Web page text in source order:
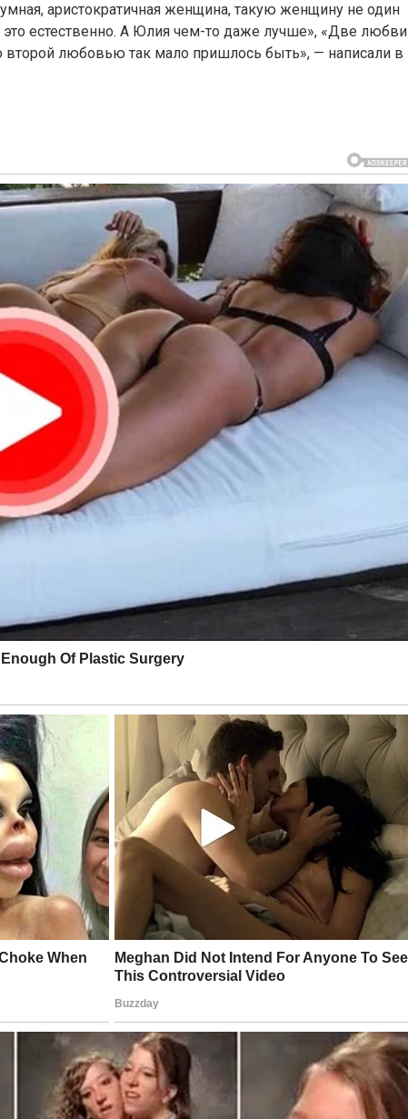
аристократичная женщина, такую женщину не один
естественно. А Юлия чем-то даже лучше», «Две любви
второй любовью так мало пришлось быть», — написали в